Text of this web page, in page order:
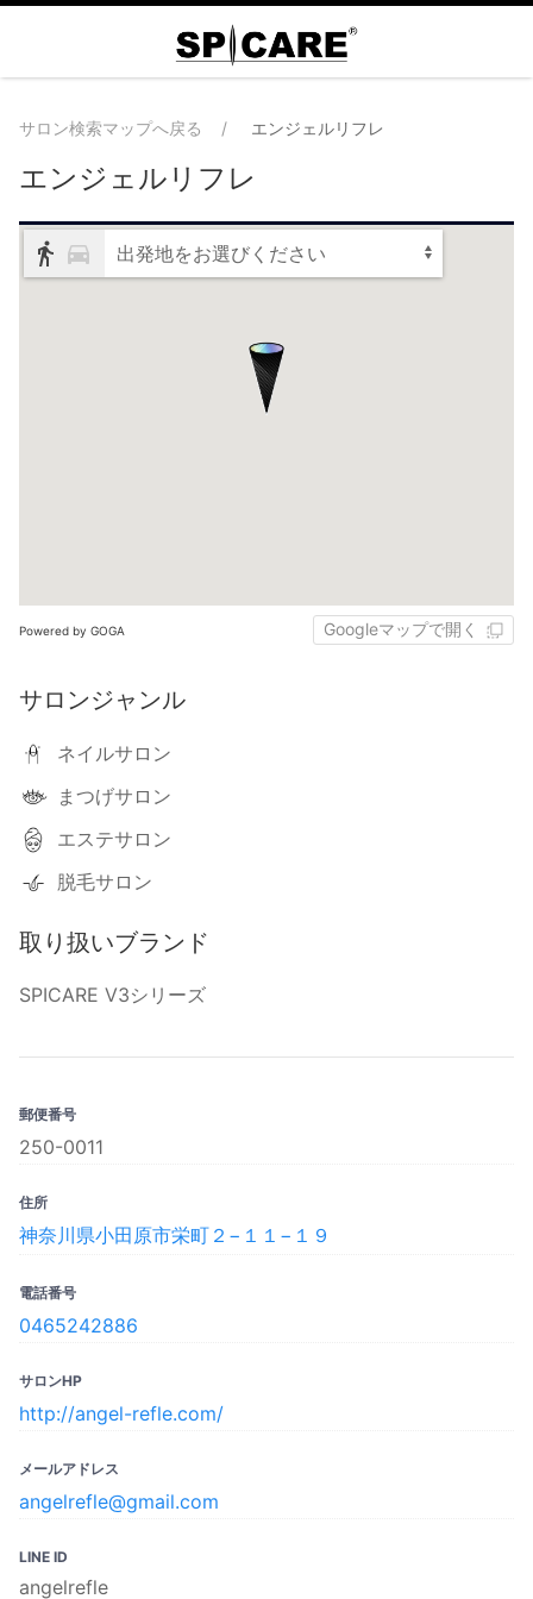
サロン検索マップへ戻る エンジェルリフレ
エンジェルリフレ
出発地をお選びください
Powered by GOGA Googleマップで開く
サロンジャンル
ネイルサロン
まつげサロン
エステサロン
脱毛サロン
取り扱いブランド
SPICARE V3シリーズ
郵便番号
250-0011
住所
神奈川県小田原市栄町２−１１−１９
電話番号
0465242886
サロンHP
http://angel-refle.com/
メールアドレス
angelrefle@gmail.com
LINE ID
angelrefle